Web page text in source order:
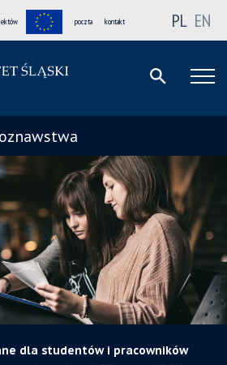
poczta kontakt PL EN
dla studentów i pracowników